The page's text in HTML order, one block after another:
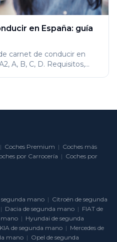
en España: guía
carnet de conducir en
A, B, C, D. Requisitos,
| Coches Premium | Coches más
por Carrocería | Coches por
segunda mano | Citroën de segunda
| Dacia de segunda mano | FIAT de
mano | Hyundai de segunda
KIA de segunda mano | Mercedes de
mano | Opel de segunda